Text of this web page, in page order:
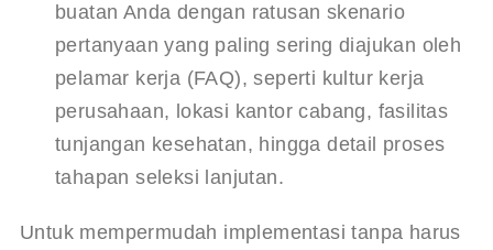
buatan Anda dengan ratusan skenario
pertanyaan yang paling sering diajukan oleh
pelamar kerja (FAQ), seperti kultur kerja
perusahaan, lokasi kantor cabang, fasilitas
tunjangan kesehatan, hingga detail proses
tahapan seleksi lanjutan.
Untuk mempermudah implementasi tanpa harus